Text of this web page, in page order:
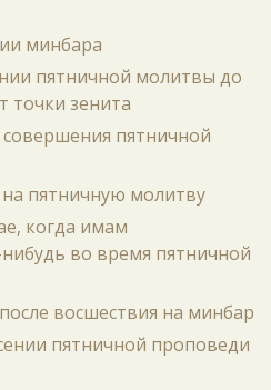
минбара
пятничной молитвы до
точки зенита
пятничной
пятничную молитву
когда имам
во время пятничной
восшествия на минбар
пятничной проповеди